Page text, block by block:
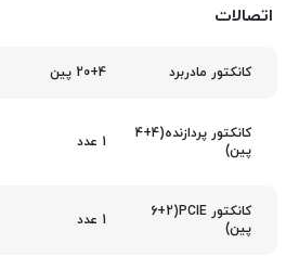
اتصالات
کانکتور مادربرد 20+4 پین
کانکتور پردازنده(4+4
پین)
1 عدد
کانکتور PCIE(6+2
پین)
1 عدد